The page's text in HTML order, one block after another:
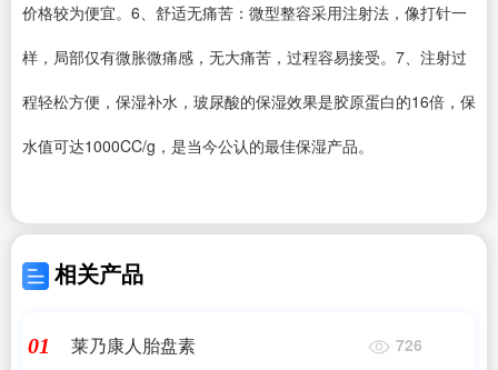
价格较为便宜。6、舒适无痛苦：微型整容采用注射法，像打针一
样，局部仅有微胀微痛感，无大痛苦，过程容易接受。7、注射过
程轻松方便，保湿补水，玻尿酸的保湿效果是胶原蛋白的16倍，保
水值可达1000CC/g，是当今公认的最佳保湿产品。
相关产品
01 莱乃康人胎盘素 726